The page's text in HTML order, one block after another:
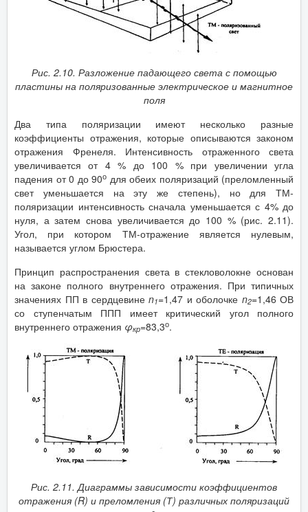
Рис. 2.10. Разложение падающего света с помощью
пластины на поляризованные электрическое и магнитное
поля
Два типа поляризации имеют несколько разные
коэффициенты отражения, которые описываются законом
отражения Френеля. Интенсивность отраженного света
увеличивается от 4 % до 100 % при увеличении угла
падения от 0 до 90о для обеих поляризаций (преломленный
свет уменьшается на эту же степень), но для ТМ-
поляризации интенсивность сначала уменьшается с 4% до
нуля, а затем снова увеличивается до 100 % (рис. 2.11).
Угол, при котором ТМ-отражение является нулевым,
называется углом Брюстера.
Принцип распространения света в стекловолокне основан
на законе полного внутреннего отражения. При типичных
значениях ПП в сердцевине n1=1,47 и оболочке n2=1,46 ОВ
со ступенчатым ППП имеет критический угол полного
внутреннего отражения φкр=83,3о.
Рис. 2.11. Диаграммы зависимости коэффициентов
отражения (R) и преломления (Т) различных поляризаций